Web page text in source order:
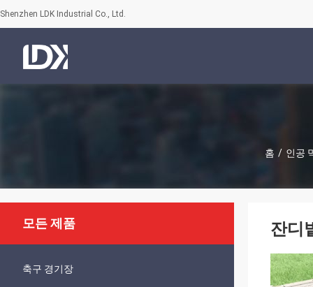
Shenzhen LDK Industrial Co., Ltd.
홈 / 인공
모든 제품
축구 경기장
잔디